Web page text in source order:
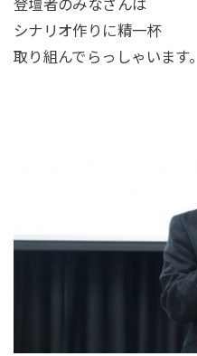
登壇者のみなさんは
シナリオ作りに精一杯
取り組んでらっしゃいます。